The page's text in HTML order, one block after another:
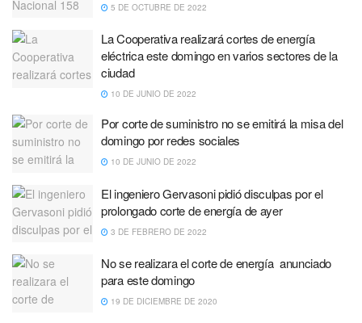
5 DE OCTUBRE DE 2022
La Cooperativa realizará cortes de energía
eléctrica este domingo en varios sectores de la
ciudad
10 DE JUNIO DE 2022
Por corte de suministro no se emitirá la misa del
domingo por redes sociales
10 DE JUNIO DE 2022
El ingeniero Gervasoni pidió disculpas por el
prolongado corte de energía de ayer
3 DE FEBRERO DE 2022
No se realizara el corte de energía anunciado
para este domingo
19 DE DICIEMBRE DE 2020